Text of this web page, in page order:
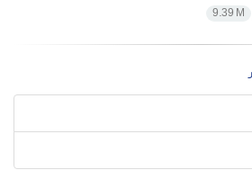
9.39 M